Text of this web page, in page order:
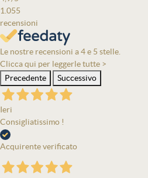
1.055
recensioni
Le nostre recensioni a 4 e 5 stelle.
Clicca qui per leggerle tutte >
Precedente
Successivo
Ieri
Consigliatissimo !
Acquirente verificato